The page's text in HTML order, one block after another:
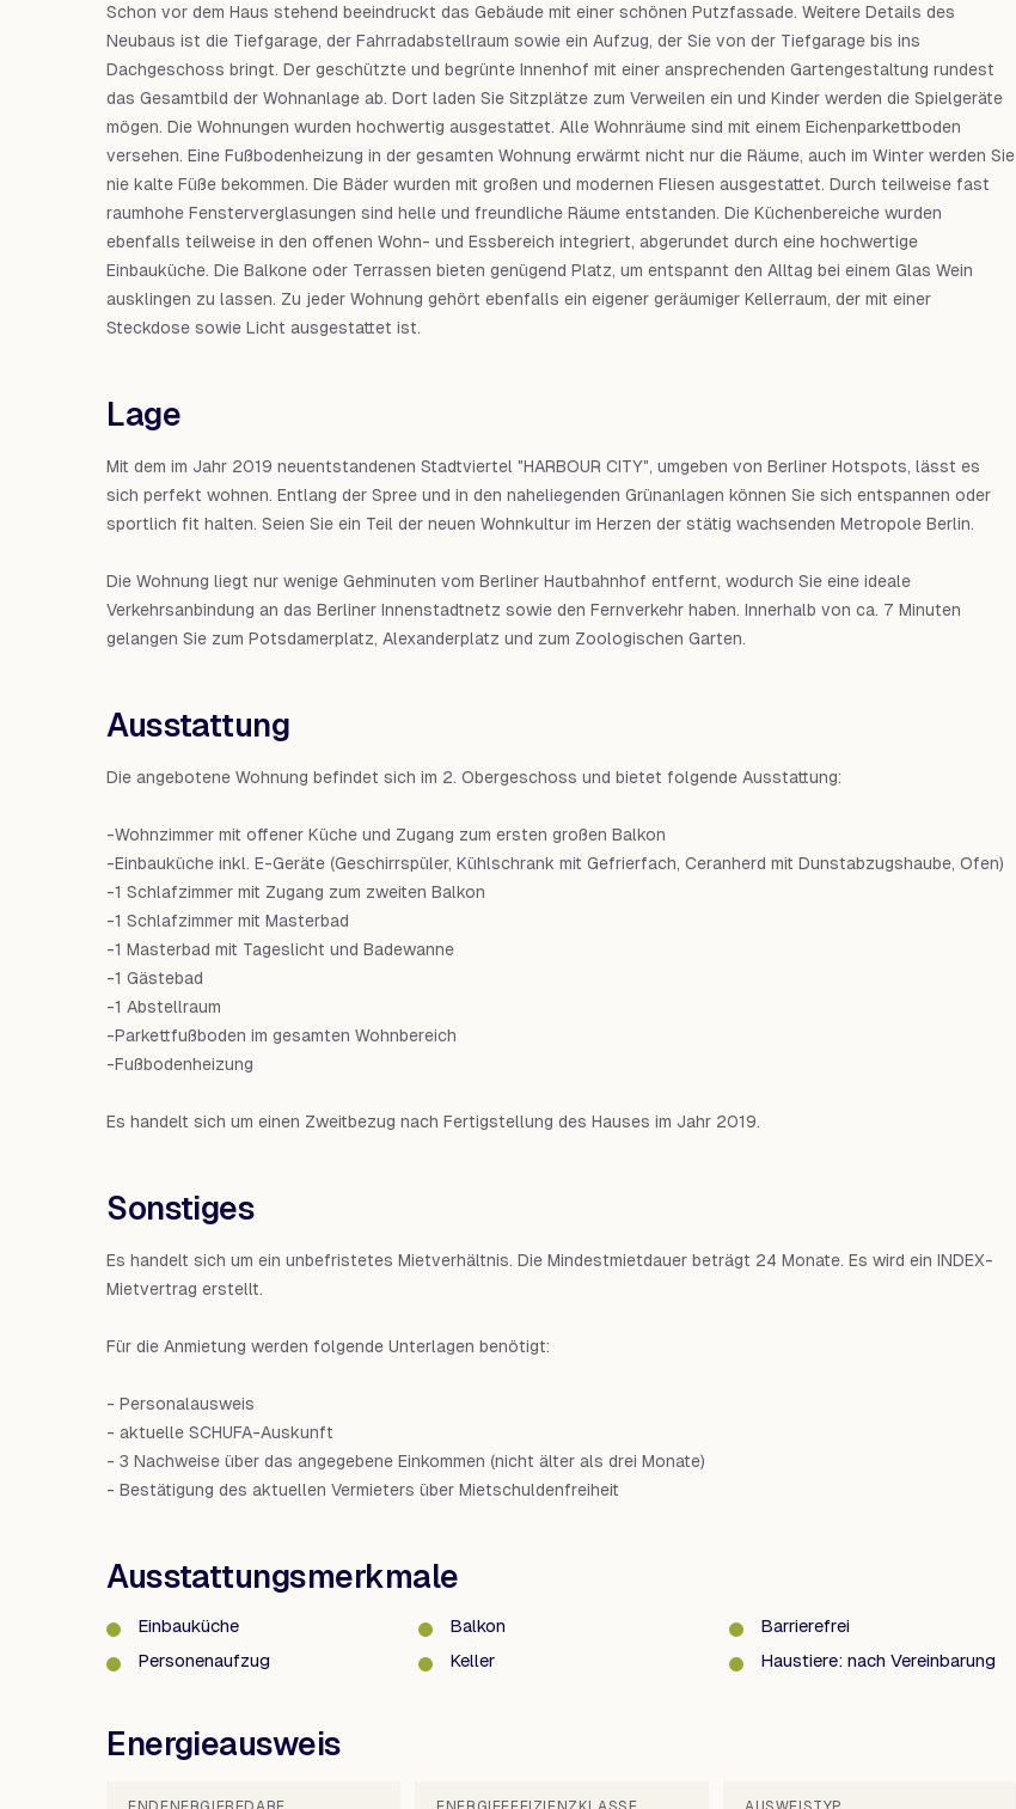
Schon vor dem Haus stehend beeindruckt das Gebäude mit einer schönen Putzfassade. Weitere Details des
Neubaus ist die Tiefgarage, der Fahrradabstellraum sowie ein Aufzug, der Sie von der Tiefgarage bis ins
Dachgeschoss bringt. Der geschützte und begrünte Innenhof mit einer ansprechenden Gartengestaltung rundest
das Gesamtbild der Wohnanlage ab. Dort laden Sie Sitzplätze zum Verweilen ein und Kinder werden die Spielgeräte
mögen. Die Wohnungen wurden hochwertig ausgestattet. Alle Wohnräume sind mit einem Eichenparkettboden
versehen. Eine Fußbodenheizung in der gesamten Wohnung erwärmt nicht nur die Räume, auch im Winter werden Sie
nie kalte Füße bekommen. Die Bäder wurden mit großen und modernen Fliesen ausgestattet. Durch teilweise fast
raumhohe Fensterverglasungen sind helle und freundliche Räume entstanden. Die Küchenbereiche wurden
ebenfalls teilweise in den offenen Wohn- und Essbereich integriert, abgerundet durch eine hochwertige
Einbauküche. Die Balkone oder Terrassen bieten genügend Platz, um entspannt den Alltag bei einem Glas Wein
ausklingen zu lassen. Zu jeder Wohnung gehört ebenfalls ein eigener geräumiger Kellerraum, der mit einer
Steckdose sowie Licht ausgestattet ist.
Lage
Mit dem im Jahr 2019 neuentstandenen Stadtviertel "HARBOUR CITY", umgeben von Berliner Hotspots, lässt es
sich perfekt wohnen. Entlang der Spree und in den naheliegenden Grünanlagen können Sie sich entspannen oder
sportlich fit halten. Seien Sie ein Teil der neuen Wohnkultur im Herzen der stätig wachsenden Metropole Berlin.
Die Wohnung liegt nur wenige Gehminuten vom Berliner Hautbahnhof entfernt, wodurch Sie eine ideale
Verkehrsanbindung an das Berliner Innenstadtnetz sowie den Fernverkehr haben. Innerhalb von ca. 7 Minuten
gelangen Sie zum Potsdamerplatz, Alexanderplatz und zum Zoologischen Garten.
Ausstattung
Die angebotene Wohnung befindet sich im 2. Obergeschoss und bietet folgende Ausstattung:
-Wohnzimmer mit offener Küche und Zugang zum ersten großen Balkon
-Einbauküche inkl. E-Geräte (Geschirrspüler, Kühlschrank mit Gefrierfach, Ceranherd mit Dunstabzugshaube, Ofen)
-1 Schlafzimmer mit Zugang zum zweiten Balkon
-1 Schlafzimmer mit Masterbad
-1 Masterbad mit Tageslicht und Badewanne
-1 Gästebad
-1 Abstellraum
-Parkettfußboden im gesamten Wohnbereich
-Fußbodenheizung
Es handelt sich um einen Zweitbezug nach Fertigstellung des Hauses im Jahr 2019.
Sonstiges
Es handelt sich um ein unbefristetes Mietverhältnis. Die Mindestmietdauer beträgt 24 Monate. Es wird ein INDEX-
Mietvertrag erstellt.
Für die Anmietung werden folgende Unterlagen benötigt:
- Personalausweis
- aktuelle SCHUFA-Auskunft
- 3 Nachweise über das angegebene Einkommen (nicht älter als drei Monate)
- Bestätigung des aktuellen Vermieters über Mietschuldenfreiheit
Ausstattungsmerkmale
Einbauküche Balkon
Barrierefrei
Personenaufzug
Keller Haustiere: nach Vereinbarung
Energieausweis